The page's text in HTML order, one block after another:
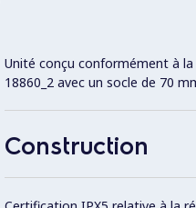
Unité conçu conformément à
18860_2 avec un socle de 70
Construction